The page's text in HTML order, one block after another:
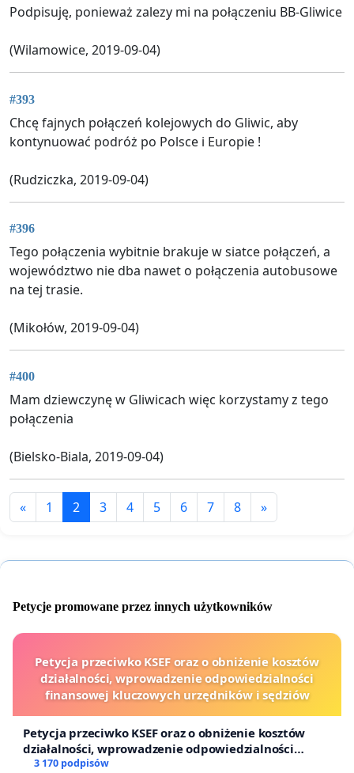
Podpisuję, ponieważ zalezy mi na połączeniu BB-Gliwice
(Wilamowice, 2019-09-04)
#393
Chcę fajnych połączeń kolejowych do Gliwic, aby
kontynuować podróż po Polsce i Europie !
(Rudziczka, 2019-09-04)
#396
Tego połączenia wybitnie brakuje w siatce połączeń, a
województwo nie dba nawet o połączenia autobusowe
na tej trasie.
(Mikołów, 2019-09-04)
#400
Mam dziewczynę w Gliwicach więc korzystamy z tego
połączenia
(Bielsko-Biala, 2019-09-04)
« 1 2 3 4 5 6 7 8 »
Petycje promowane przez innych użytkowników
Petycja przeciwko KSEF oraz o obniżenie kosztów
działalności, wprowadzenie odpowiedzialności
finansowej kluczowych urzędników i sędziów
Petycja przeciwko KSEF oraz o obniżenie kosztów
działalności, wprowadzenie odpowiedzialności
finansowej kluczowych urzędników i sędziów
3 170 podpisów